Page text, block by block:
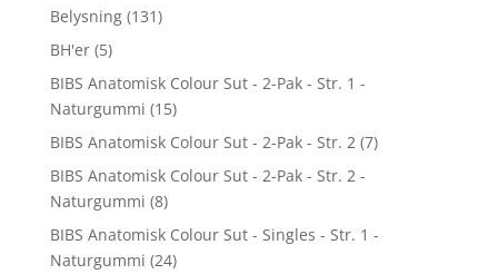
Belysning (131)
BH'er (5)
BIBS Anatomisk Colour Sut - 2-Pak - Str. 1 -
Naturgummi (15)
BIBS Anatomisk Colour Sut - 2-Pak - Str. 2 (7)
BIBS Anatomisk Colour Sut - 2-Pak - Str. 2 -
Naturgummi (8)
BIBS Anatomisk Colour Sut - Singles - Str. 1 -
Naturgummi (24)